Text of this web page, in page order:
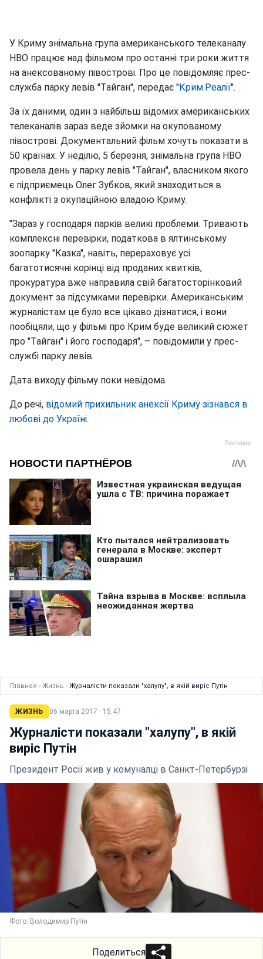
У Криму знімальна група американського телеканалу
НВО працює над фільмом про останні три роки життя
на анексованому півострові. Про це повідомляє прес-
служба парку левів "Тайган", передає "Крим.Реалії".
За їх даними, один з найбільш відомих американських
телеканалів зараз веде зйомки на окупованому
півострові. Документальний фільм хочуть показати в
50 країнах. У неділю, 5 березня, знімальна група HBO
провела день у парку левів "Тайган", власником якого
є підприємець Олег Зубков, який знаходиться в
конфлікті з окупаційною владою Криму.
"Зараз у господаря парків великі проблеми. Тривають
комплексні перевірки, податкова в ялтинському
зоопарку "Казка", навіть, перераховує усі
багатотисячні корінці від проданих квитків,
прокуратура вже направила свій багатосторінковий
документ за підсумками перевірки. Американським
журналістам це було все цікаво дізнатися, і вони
пообіцяли, що у фільмі про Крим буде великий сюжет
про "Тайган" і його господаря", – повідомили у прес-
службі парку левів.
Дата виходу фільму поки невідома.
До речі, відомий прихильник анексії Криму зізнався в
любові до Україні.
Главная › Жизнь › Журналісти показали "халупу", в якій виріс Путін
ЖИЗНЬ 06 марта 2017 · 15:47
Журналісти показали "халупу", в якій
виріс Путін
Президент Росії жив у комуналці в Санкт-Петербурзі
Фото: Володимир Путін
Поделиться